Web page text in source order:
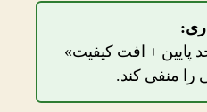
پایین + افت کیفیت»
را منفی کند.